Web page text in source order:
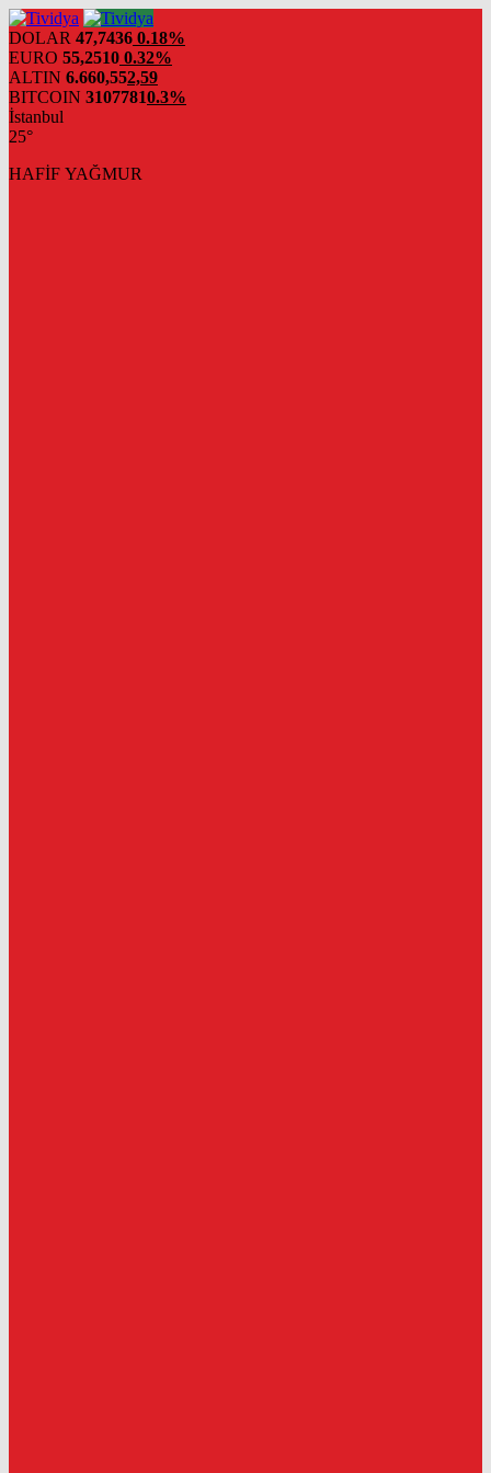
evden
eve
nakliyat
DOLAR 47,7436 0.18%
EURO 55,2510 0.32%
ALTIN 6.660,552,59
BITCOIN 31077810.3%
İstanbul
25°
HAFİF YAĞMUR